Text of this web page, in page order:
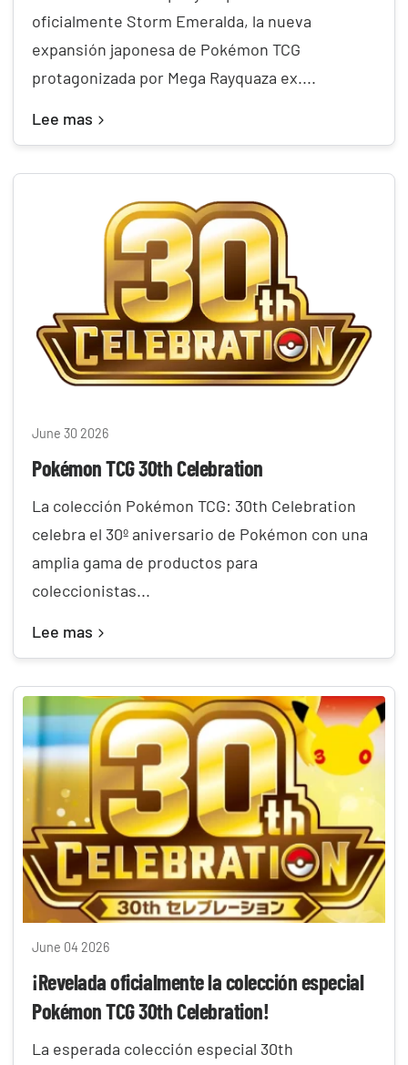
oficialmente Storm Emeralda, la nueva
expansión japonesa de Pokémon TCG
protagonizada por Mega Rayquaza ex....
Lee mas
June 30 2026
Pokémon TCG 30th Celebration
La colección Pokémon TCG: 30th Celebration
celebra el 30º aniversario de Pokémon con una
amplia gama de productos para
coleccionistas...
Lee mas
June 04 2026
¡Revelada oficialmente la colección especial
Pokémon TCG 30th Celebration!
La esperada colección especial 30th